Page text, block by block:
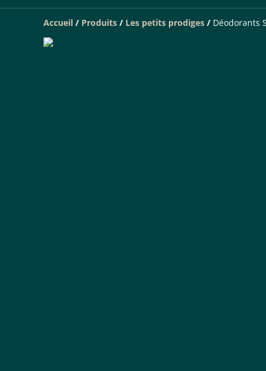
Accueil / Produits / Les petits prodiges / Déodorants